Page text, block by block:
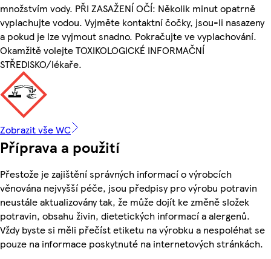
množstvím vody. PŘI ZASAŽENÍ OČÍ: Několik minut opatrně
vyplachujte vodou. Vyjměte kontaktní čočky, jsou-li nasazeny
a pokud je lze vyjmout snadno. Pokračujte ve vyplachování.
Okamžitě volejte TOXIKOLOGICKÉ INFORMAČNÍ
STŘEDISKO/lékaře.
Zobrazit vše WC
Příprava a použití
Přestože je zajištění správných informací o výrobcích
věnována nejvyšší péče, jsou předpisy pro výrobu potravin
neustále aktualizovány tak, že může dojít ke změně složek
potravin, obsahu živin, dietetických informací a alergenů.
Vždy byste si měli přečíst etiketu na výrobku a nespoléhat se
pouze na informace poskytnuté na internetových stránkách.